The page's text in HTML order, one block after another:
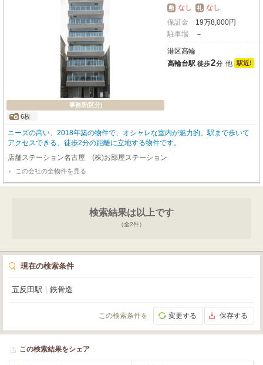
事務所(区分)
6枚
敷 なし 礼 なし
保証金
19万8,000円
駐車場
－
港区高輪
高輪台駅 徒歩2分 他 駅近!
ニーズの高い、2018年築の物件で、オシャレな室内が魅力的。駅まで歩いて
アクセスできる、徒歩2分の距離に立地する物件です。
店舗ステーション名古屋 (株)お部屋ステーション
この会社の全物件を見る
検索結果は以上です
（全2件）
現在の検索条件
五反田駅 鉄骨造
この検索条件を 変更する 保存する
この検索結果をシェア